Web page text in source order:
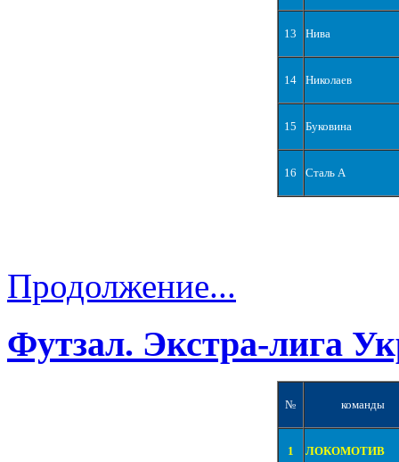
13 Нива
14 Николаев
15 Буковина
16 Сталь А
Продолжение...
Футзал. Экстра-лига
№ команды
1 ЛОКОМОТИВ